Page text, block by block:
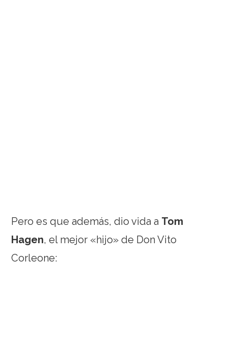
Pero es que además, dio vida a Tom
Hagen, el mejor «hijo» de Don Vito
Corleone: